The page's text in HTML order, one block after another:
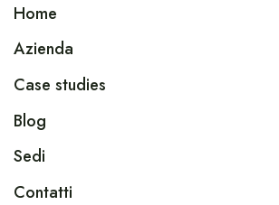
Home
Azienda
Case studies
Blog
Sedi
Contatti